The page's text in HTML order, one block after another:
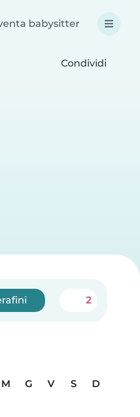
babysitter
Condividi
2
M G V S
D